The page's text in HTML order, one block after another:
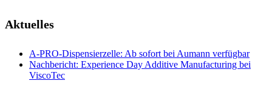
Aktuelles
A-PRO-Dispensierzelle: Ab sofort bei Aumann verfügbar
Nachbericht: Experience Day Additive Manufacturing bei
ViscoTec